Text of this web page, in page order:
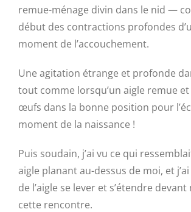
remue-ménage divin dans le nid —
début des contractions profondes
moment de l’accouchement.
Une agitation étrange et profonde
tout comme lorsqu’un aigle remue et
œufs dans la bonne position pour
moment de la naissance !
Puis soudain, j’ai vu ce qui
aigle planant au-dessus de moi, et
de l’aigle se lever et s’étendre
cette rencontre.